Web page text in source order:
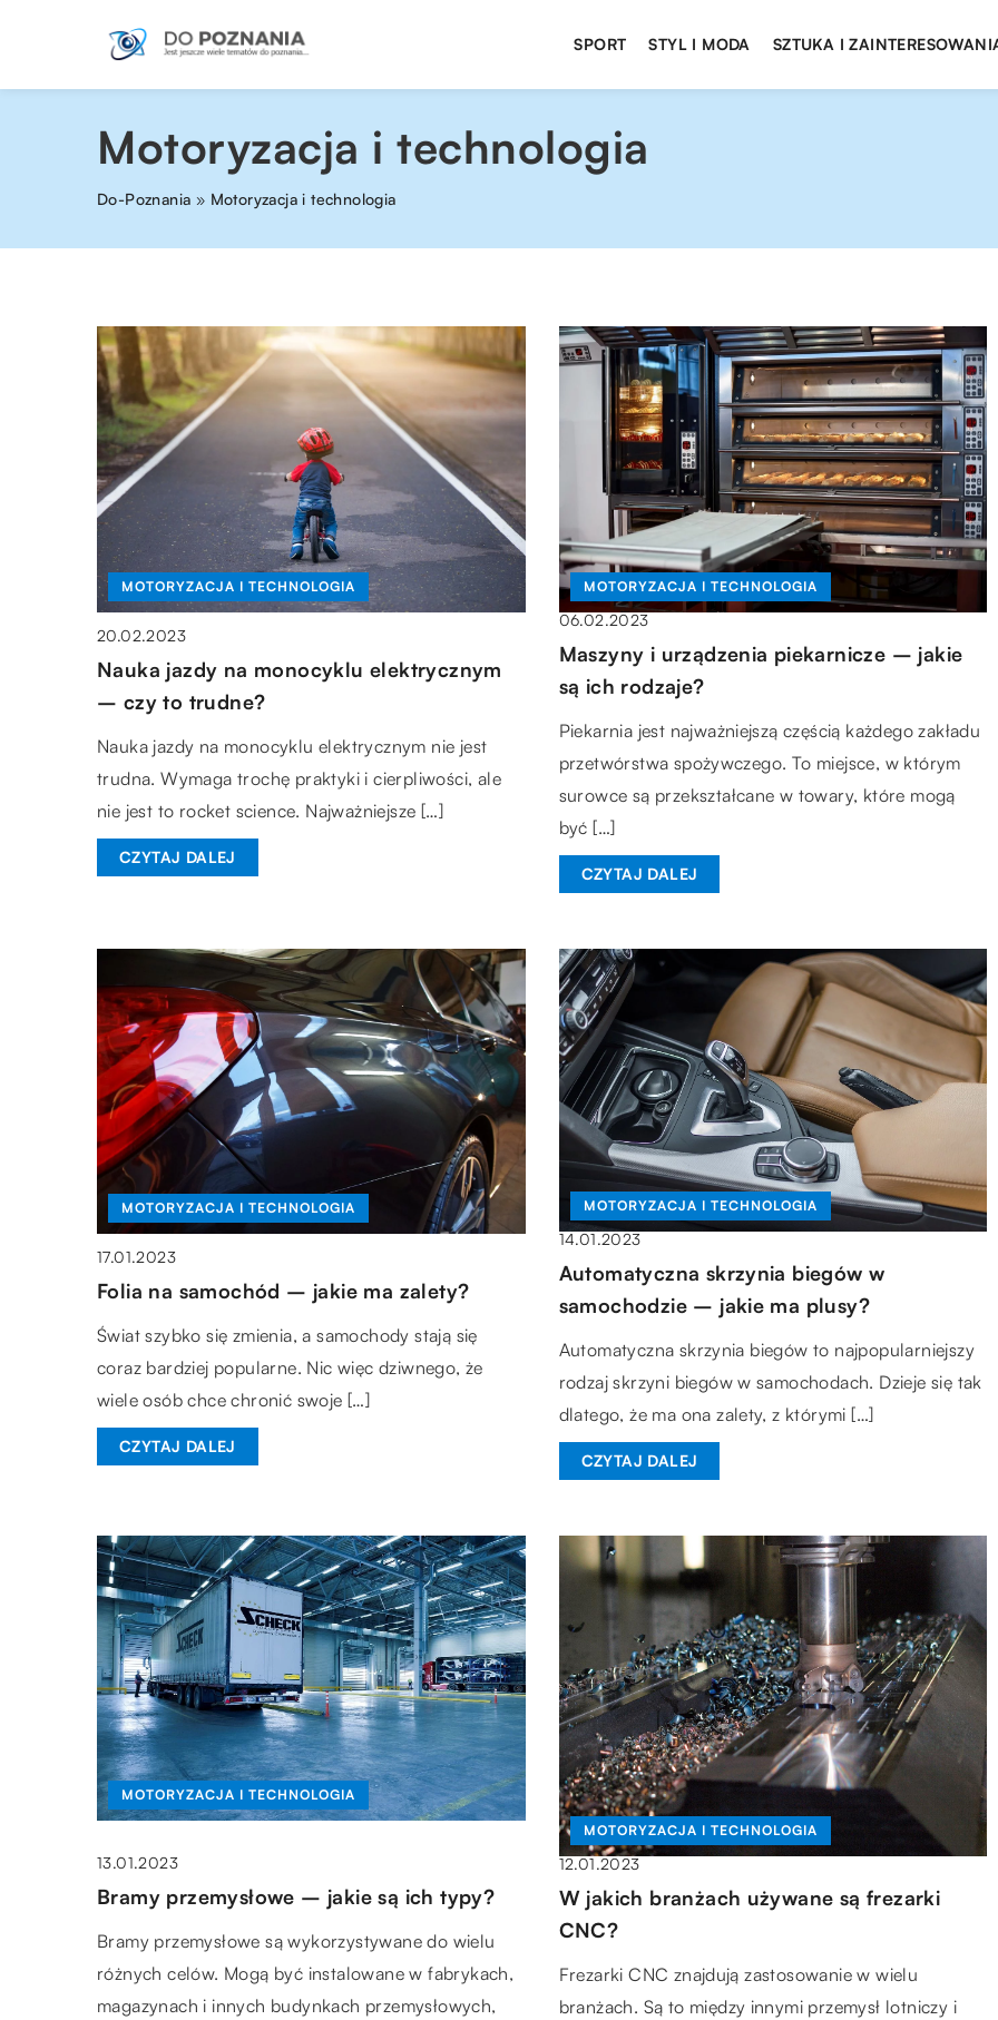
SPORT STYL I MODA SZTUKA I
Motoryzacja i technologia
Do-Poznania » Motoryzacja i technologia
MOTORYZACJA I TECHNOLOGIA
20.02.2023
Nauka jazdy na monocyklu elektrycznym
– czy to trudne?
Nauka jazdy na monocyklu elektrycznym nie jest
trudna. Wymaga trochę praktyki i cierpliwości, ale
nie jest to rocket science. Najważniejsze […]
CZYTAJ DALEJ
MOTORYZACJA I TECHNOLOGIA
06.02.2023
Maszyny i urządzenia piekarnicze – jakie
są ich rodzaje?
Piekarnia jest najważniejszą częścią każdego zakładu
przetwórstwa spożywczego. To miejsce, w którym
surowce są przekształcane w towary, które mogą
być […]
CZYTAJ DALEJ
MOTORYZACJA I TECHNOLOGIA
17.01.2023
Folia na samochód – jakie ma zalety?
Świat szybko się zmienia, a samochody stają się
coraz bardziej popularne. Nic więc dziwnego, że
wiele osób chce chronić swoje […]
CZYTAJ DALEJ
MOTORYZACJA I TECHNOLOGIA
14.01.2023
Automatyczna skrzynia biegów w
samochodzie – jakie ma plusy?
Automatyczna skrzynia biegów to najpopularniejszy
rodzaj skrzyni biegów w samochodach. Dzieje się tak
dlatego, że ma ona zalety, z którymi […]
CZYTAJ DALEJ
MOTORYZACJA I TECHNOLOGIA
13.01.2023
Bramy przemysłowe – jakie są ich typy?
Bramy przemysłowe są wykorzystywane do wielu
różnych celów. Mogą być instalowane w fabrykach,
magazynach i innych budynkach przemysłowych,
MOTORYZACJA I TECHNOLOGIA
12.01.2023
W jakich branżach używane są frezarki
CNC?
Frezarki CNC znajdują zastosowanie w wielu
branżach. Są to między innymi przemysł lotniczy i